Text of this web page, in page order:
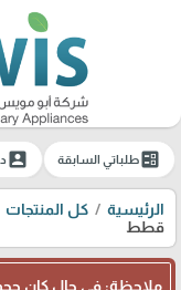
ballotطلباتي السابقة account_box
الرئيسية كل المنتجات
قطط
ملاحظة: في حال كان حجم